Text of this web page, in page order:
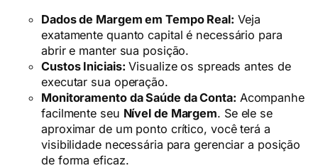
Dados de Margem em Tempo Real: Veja
exatamente quanto capital é necessário para
abrir e manter sua posição.
Custos Iniciais: Visualize os spreads antes de
executar sua operação.
Monitoramento da Saúde da Conta: Acompanhe
facilmente seu Nível de Margem. Se ele se
aproximar de um ponto crítico, você terá a
visibilidade necessária para gerenciar a posição
de forma eficaz.